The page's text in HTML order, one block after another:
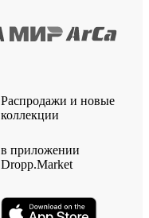
Распродажи и новые
коллекции
в приложении
Dropp.Market